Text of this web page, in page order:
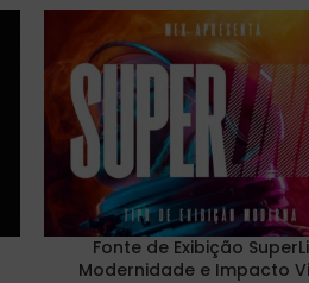
Fonte de Exibição
Modernidade e Impacto